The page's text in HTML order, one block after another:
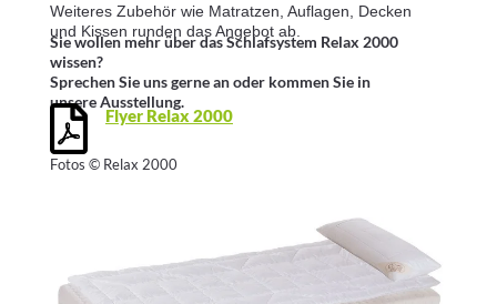
Weiteres Zubehör wie Matratzen, Auflagen, Decken
und Kissen runden das Angebot ab.
Sie wollen mehr über das Schlafsystem Relax 2000
wissen?
Sprechen Sie uns gerne an oder kommen Sie in
unsere Ausstellung.
Flyer Relax 2000
Fotos © Relax 2000